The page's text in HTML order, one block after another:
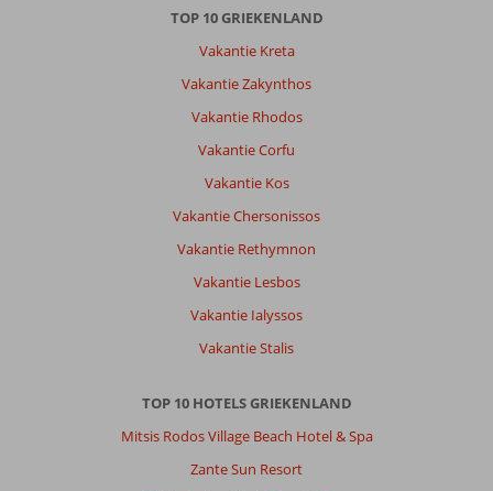
TOP 10 GRIEKENLAND
Vakantie Kreta
Vakantie Zakynthos
Vakantie Rhodos
Vakantie Corfu
Vakantie Kos
Vakantie Chersonissos
Vakantie Rethymnon
Vakantie Lesbos
Vakantie Ialyssos
Vakantie Stalis
TOP 10 HOTELS GRIEKENLAND
Mitsis Rodos Village Beach Hotel & Spa
Zante Sun Resort